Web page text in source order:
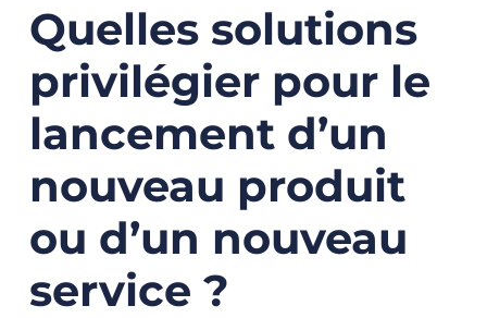
Quelles solutions
privilégier pour le
lancement d’un
nouveau produit
ou d’un nouveau
service ?